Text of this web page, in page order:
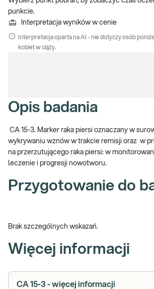
punkcie.
Interpretacja wyników w cenie
Interpretacja oparta na AI - nie dotyczy osób
kobiet w ciąży.
Opis badania
CA 15-3. Marker raka piersi oznaczany w
wykrywaniu wznów w trakcie remisji oraz w
na przerzutującego raka piersi: w
leczenie i progresji nowotworu.
Przygotowanie do
Brak szczególnych wskazań.
Więcej informacji
CA 15-3 - więcej informacji